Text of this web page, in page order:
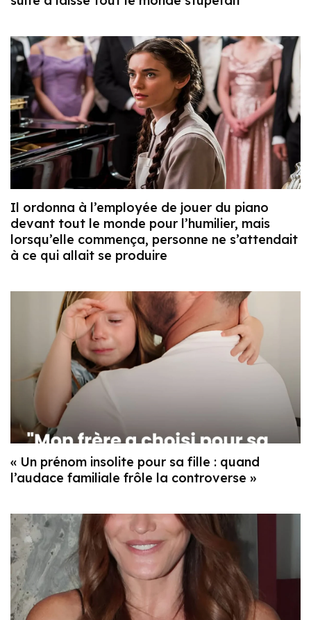
Il ordonna à l’employée de jouer du piano
devant tout le monde pour l’humilier, mais
lorsqu’elle commença, personne ne s’attendait
à ce qui allait se produire
« Un prénom insolite pour sa fille : quand
l’audace familiale frôle la controverse »